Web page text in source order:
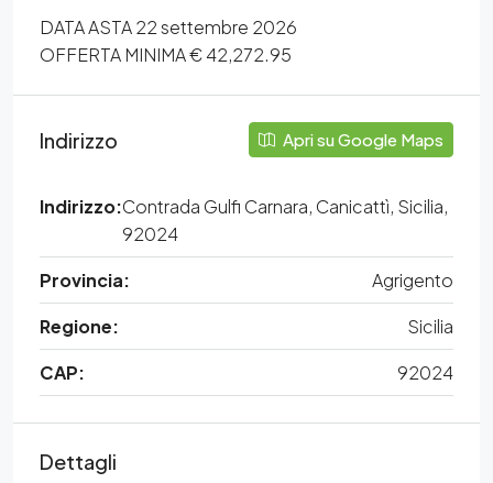
DATA ASTA 22 settembre 2026
OFFERTA MINIMA € 42,272.95
Indirizzo Apri su Google Maps
Indirizzo:Contrada Gulfi Carnara, Canicattì, Sicilia,
92024
Provincia:
Agrigento
Regione:
Sicilia
CAP:
92024
Dettagli